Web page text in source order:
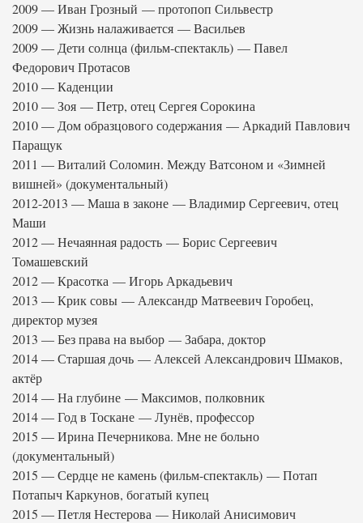
2009 — Иван Грозный — протопоп Сильвестр
2009 — Жизнь налаживается — Васильев
2009 — Дети солнца (фильм-спектакль) — Павел
Федорович Протасов
2010 — Каденции
2010 — Зоя — Петр, отец Сергея Сорокина
2010 — Дом образцового содержания — Аркадий Павлович
Паращук
2011 — Виталий Соломин. Между Ватсоном и «Зимней
вишней» (документальный)
2012-2013 — Маша в законе — Владимир Сергеевич, отец
Маши
2012 — Нечаянная радость — Борис Сергеевич
Томашевский
2012 — Красотка — Игорь Аркадьевич
2013 — Крик совы — Александр Матвеевич Горобец,
директор музея
2013 — Без права на выбор — Забара, доктор
2014 — Старшая дочь — Алексей Александрович Шмаков,
актёр
2014 — На глубине — Максимов, полковник
2014 — Год в Тоскане — Лунёв, профессор
2015 — Ирина Печерникова. Мне не больно
(документальный)
2015 — Сердце не камень (фильм-спектакль) — Потап
Потапыч Каркунов, богатый купец
2015 — Петля Нестерова — Николай Анисимович